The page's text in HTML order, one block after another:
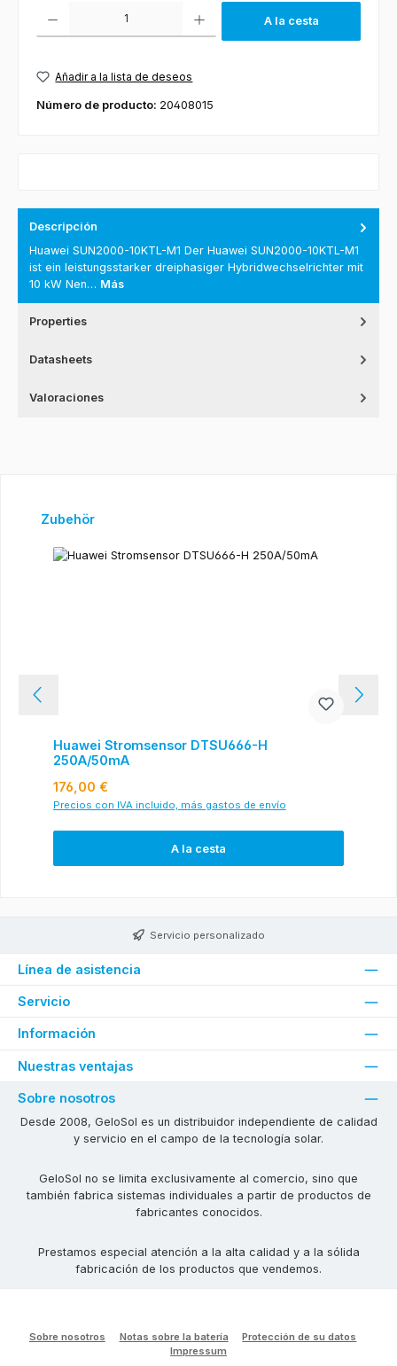
Cantidad del producto: introduce la cantidad deseada o usa los
A la cesta
Añadir a la lista de deseos
Número de producto: 20408015
Descripción
Huawei SUN2000-10KTL-M1 Der Huawei SUN2000-10KTL-M1
ist ein leistungsstarker dreiphasiger Hybridwechselrichter mit
10 kW Nen… Más
Properties
Datasheets
Valoraciones
Omitir la galería de productos
Zubehör
Huawei Stromsensor DTSU666-H
250A/50mA
Precio normal:
176,00 €
Precios con IVA incluido, más gastos de envío
A la cesta
Servicio personalizado
Línea de asistencia
Servicio
Información
Nuestras ventajas
Sobre nosotros
Desde 2008, GeloSol es un distribuidor independiente de calidad
y servicio en el campo de la tecnología solar.
GeloSol no se limita exclusivamente al comercio, sino que
también fabrica sistemas individuales a partir de productos de
fabricantes conocidos.
Prestamos especial atención a la alta calidad y a la sólida
fabricación de los productos que vendemos.
Sobre nosotros Notas sobre la batería
Protección de su datos
Impressum